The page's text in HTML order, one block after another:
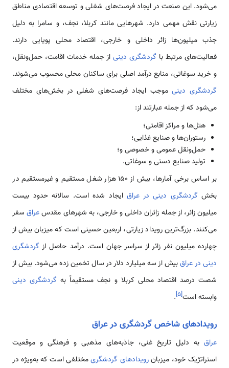
می‌شود. این صنعت در ایجاد فرصت‌های شغلی و توسعه اقتصادی مناطق
زیارتی نقش مهمی دارد. شهرهایی مانند کربلا، نجف، و سامرا به دلیل
جذب میلیون‌ها زائر داخلی و خارجی، اقتصاد محلی پویایی دارند.
فعالیت‌های مرتبط با گردشگری دینی از جمله خدمات اقامت، حمل‌ونقل،
و خرید سوغاتی، منابع درآمد اصلی برای ساکنان محلی محسوب می‌شوند.
گردشگری دینیموجب ایجاد فرصت‌های شغلی در بخش‌های مختلف
می‌شود که از جمله عبارتند از:
هتل‌ها و مراکز اقامتی؛
رستوران‌ها و صنایع غذایی؛
حمل‌ونقل عمومی و خصوصی و؛
تولید صنایع دستی و سوغاتی.
بر اساس برخی آمارها، بیش از ۱۵۰ هزار شغل مستقیم و غیرمستقیم در
بخش گردشگری دینی در عراق ایجاد شده است. سالانه حدود بیست
میلیون زائر، از جمله زائران داخلی و خارجی، به شهرهای مقدسعراقسفر
می‌کنند. بزرگ‌ترین رویداد زیارتی، اربعین حسینی است که میزبان بیش از
چهارده میلیون نفر زائر از سراسر جهان است. درآمد حاصل از گردشگری
دینی در عراقبیش از سه میلیارد دلار در سال تخمین زده می‌شود. بیش از
شصت درصد اقتصاد محلی کربلا و نجف مستقیماً به گردشگری دینی
وابسته است[۵]
.
رویدادهای شاخص گردشگری در عراق
عراق به دلیل تاریخ غنی، جاذبه‌های مذهبی و فرهنگی و موقعیت
استراتژیک خود، میزبانرویدادهای گردشگریمختلفی است که به‌ویژه در